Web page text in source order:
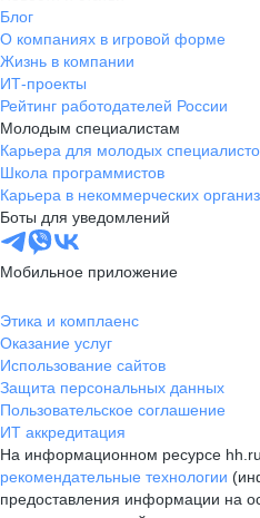
Блог
О компаниях в игровой форме
Жизнь в компании
ИТ-проекты
Рейтинг работодателей России
Молодым специалистам
Карьера для молодых
Школа программистов
Карьера в некоммерческих
Боты для уведомлений
Мобильное приложение
Этика и комплаенс
Оказание услуг
Использование сайтов
Защита персональных данных
Пользовательское соглашение
ИТ аккредитация
На информационном ресурсе hh.ru
рекомендательные технологии
предоставления информации на